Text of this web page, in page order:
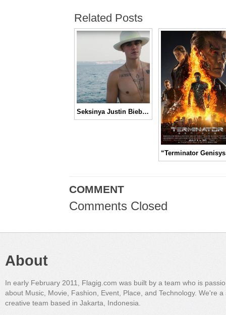
Related Posts
Seksinya Justin Bieber di Video Musik “Company” │ Music Video
COMMENT
Comments Closed
About
In early February 2011, Flagig.com was built by a team who is
about Music, Movie, Fashion, Event, Place, and Technology. We're a
creative team based in Jakarta, Indonesia.